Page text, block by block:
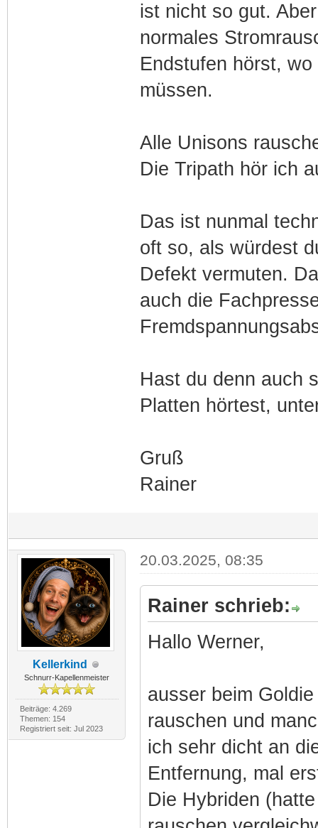
ist nicht so gut.
normales
Endstufen hörst,
müssen.
Alle Unisons
Die Tripath hör ich
Das ist nunmal
oft so, als würdest
Defekt vermuten.
auch die
Hast du denn auch
Platten hörtest,
Gruß
Rainer
Kellerkind
Schnurr-Kapellenmeister
Beiträge: 4.269
Themen: 154
Registriert seit: Jul 2023
20.03.2025, 08:35
Rainer schrieb:
Hallo Werner,
ausser beim
rauschen und
ich sehr dicht an
Entfernung, mal
Die Hybriden